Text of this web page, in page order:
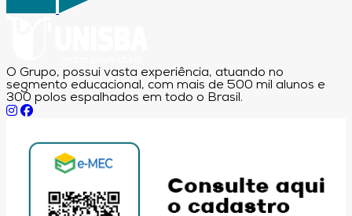
O Grupo, possui vasta experiência, atuando no
segmento educacional, com mais de 500 mil alunos e
300 polos espalhados em todo o Brasil.